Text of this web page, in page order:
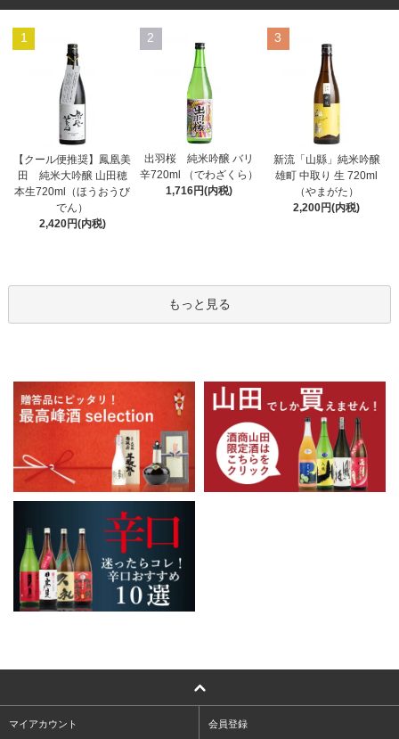
1
【クール便推奨】鳳凰美
田 純米大吟醸 山田穂
本生720ml（ほうおうび
でん）
2,420円(内税)
2
出羽桜 純米吟醸 バリ
辛720ml （でわざくら）
1,716円(内税)
3
新流「山縣」純米吟醸
雄町 中取り 生 720ml
（やまがた）
2,200円(内税)
もっと見る
マイアカウント 会員登録